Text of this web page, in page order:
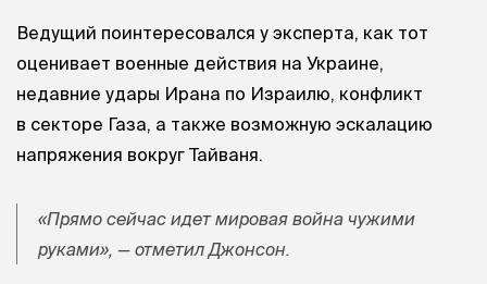
Ведущий поинтересовался у эксперта, как тот
оценивает военные действия на Украине,
недавние удары Ирана по Израилю, конфликт
в секторе Газа, а также возможную эскалацию
напряжения вокруг Тайваня.
«Прямо сейчас идет мировая война чужими
руками», — отметил Джонсон.